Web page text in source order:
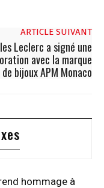
ARTICLE SUIVANT
Leclerc a signé une
avec la marque
de bijoux APM Monaco
hommage à